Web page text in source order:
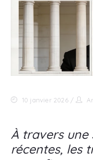
10 janvier 2026
À travers une
récentes, les